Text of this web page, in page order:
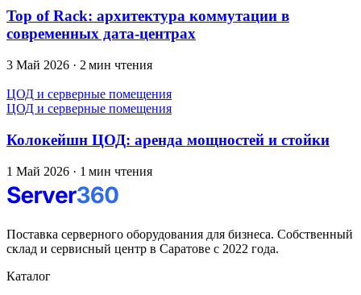
Top of Rack: архитектура коммутации в
современных дата-центрах
3 Май 2026 · 2 мин чтения
ЦОД и серверные помещения
ЦОД и серверные помещения
Колокейшн ЦОД: аренда мощностей и стойки
1 Май 2026 · 1 мин чтения
Поставка серверного оборудования для бизнеса. Собственный
склад и сервисный центр в Саратове с 2022 года.
Каталог